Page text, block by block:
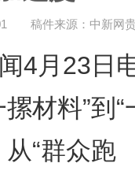
稿件来源：中新网
4月23日
材料”到“
“群众跑